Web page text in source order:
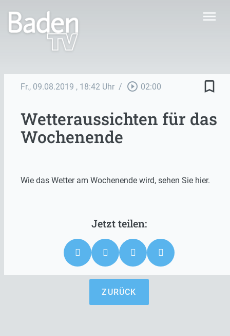
menu
Fr., 09.08.2019 , 18:42 Uhr / play_circle_outline 02:00 bookmark_border
Wetteraussichten für das
Wochenende
Wie das Wetter am Wochenende wird, sehen Sie hier.
ZURÜCK